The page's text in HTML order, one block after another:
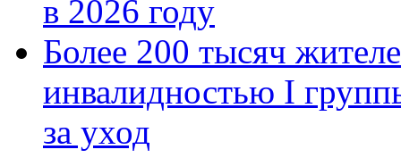
в 2026 году
Более 200 тысяч
инвалидностью I
за уход